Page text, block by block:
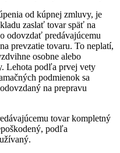
od kúpnej zmluvy, je
zaslať tovar späť na
odovzdať predávajúcemu
prevzatie tovaru. To neplatí,
osobne alebo
Lehota podľa prvej vety
podmienok sa
na prepravu
tovar kompletný
podľa